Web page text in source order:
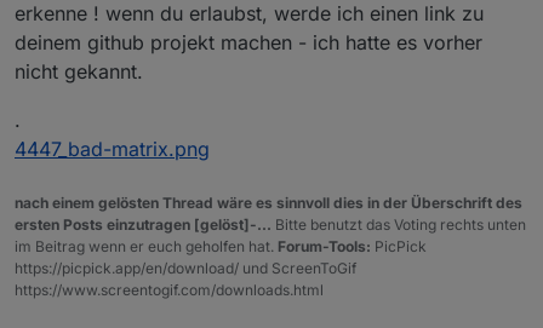
erkenne ! wenn du erlaubst, werde ich einen link zu
deinem github projekt machen - ich hatte es vorher
nicht gekannt.
.
4447_bad-matrix.png
nach einem gelösten Thread wäre es sinnvoll dies in der Überschrift des
ersten Posts einzutragen [gelöst]-... Bitte benutzt das Voting rechts unten
im Beitrag wenn er euch geholfen hat. Forum-Tools: PicPick
https://picpick.app/en/download/ und ScreenToGif
https://www.screentogif.com/downloads.html